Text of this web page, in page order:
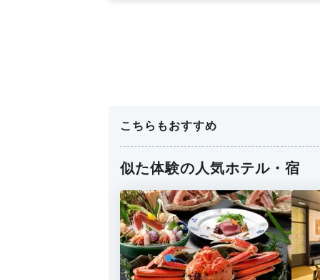
こちらもおすすめ
似た体験の人気ホテル・宿